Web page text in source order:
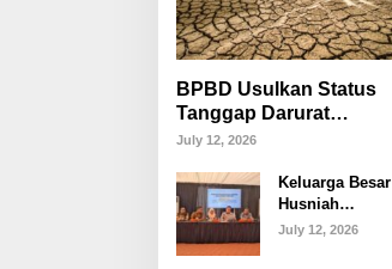
BPBD Usulkan Status
Tanggap Darurat
Kekeringan di Makassar,
Mulai Krisis Air Bersih
July 12, 2026
Keluarga Besar
Husniah
Talenrang
July 12, 2026